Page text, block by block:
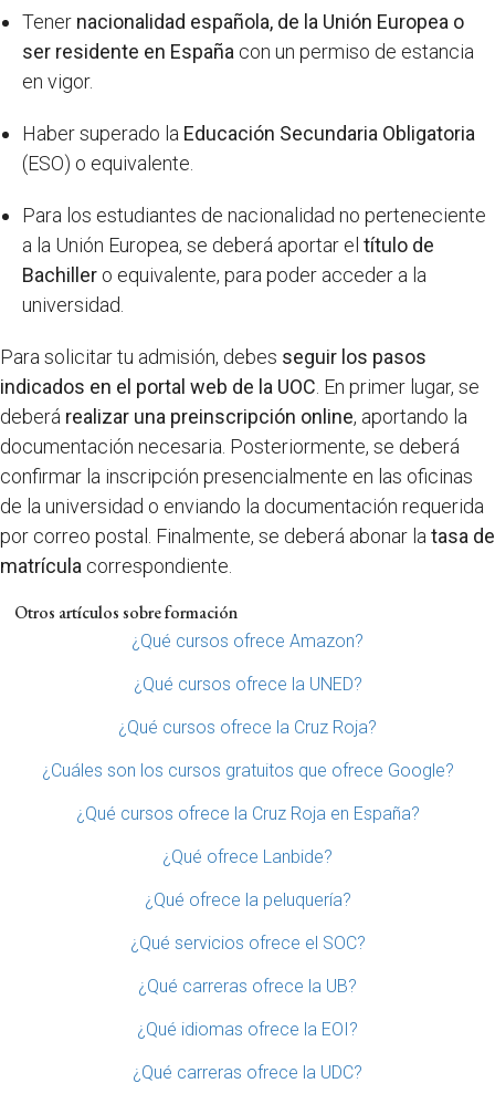
Tener nacionalidad española, de la Unión Europea o
ser residente en España con un permiso de estancia
en vigor.
Haber superado la Educación Secundaria Obligatoria
(ESO) o equivalente.
Para los estudiantes de nacionalidad no perteneciente
a la Unión Europea, se deberá aportar el título de
Bachiller o equivalente, para poder acceder a la
universidad.
Para solicitar tu admisión, debes seguir los pasos
indicados en el portal web de la UOC . En primer lugar, se
deberá realizar una preinscripción online, aportando la
documentación necesaria. Posteriormente, se deberá
confirmar la inscripción presencialmente en las oficinas
de la universidad o enviando la documentación requerida
por correo postal. Finalmente, se deberá abonar la tasa de
matrícula correspondiente.
Otros artículos sobre formación
¿Qué cursos ofrece Amazon?
¿Qué cursos ofrece la UNED?
¿Qué cursos ofrece la Cruz Roja?
¿Cuáles son los cursos gratuitos que ofrece Google?
¿Qué cursos ofrece la Cruz Roja en España?
¿Qué ofrece Lanbide?
¿Qué ofrece la peluquería?
¿Qué servicios ofrece el SOC?
¿Qué carreras ofrece la UB?
¿Qué idiomas ofrece la EOI?
¿Qué carreras ofrece la UDC?